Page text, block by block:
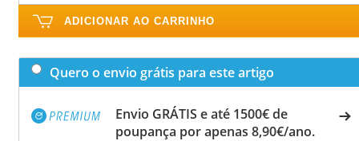
ADICIONAR AO CARRINHO
Quero o envio grátis para este artigo
Envio GRÁTIS e até 1500€ de
poupança por apenas 8,90€/ano.